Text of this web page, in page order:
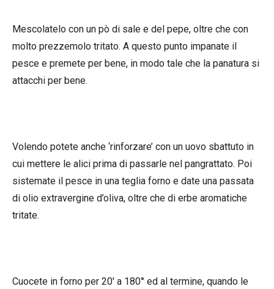
Mescolatelo con un pò di sale e del pepe, oltre che con
molto prezzemolo tritato. A questo punto impanate il
pesce e premete per bene, in modo tale che la panatura si
attacchi per bene.
Volendo potete anche ‘rinforzare’ con un uovo sbattuto in
cui mettere le alici prima di passarle nel pangrattato. Poi
sistemate il pesce in una teglia forno e date una passata
di olio extravergine d’oliva, oltre che di erbe aromatiche
tritate.
Cuocete in forno per 20′ a 180° ed al termine, quando le